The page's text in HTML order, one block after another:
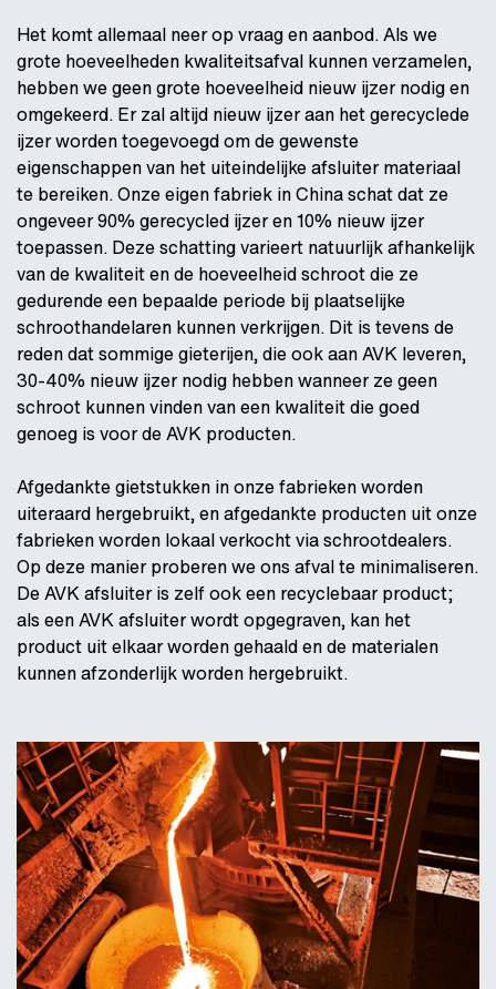
Het komt allemaal neer op vraag en aanbod. Als we
grote hoeveelheden kwaliteitsafval kunnen verzamelen,
hebben we geen grote hoeveelheid nieuw ijzer nodig en
omgekeerd. Er zal altijd nieuw ijzer aan het gerecyclede
ijzer worden toegevoegd om de gewenste
eigenschappen van het uiteindelijke afsluiter materiaal
te bereiken. Onze eigen fabriek in China schat dat ze
ongeveer 90% gerecycled ijzer en 10% nieuw ijzer
toepassen. Deze schatting varieert natuurlijk afhankelijk
van de kwaliteit en de hoeveelheid schroot die ze
gedurende een bepaalde periode bij plaatselijke
schroothandelaren kunnen verkrijgen. Dit is tevens de
reden dat sommige gieterijen, die ook aan AVK leveren,
30-40% nieuw ijzer nodig hebben wanneer ze geen
schroot kunnen vinden van een kwaliteit die goed
genoeg is voor de AVK producten.
Afgedankte gietstukken in onze fabrieken worden
uiteraard hergebruikt, en afgedankte producten uit onze
fabrieken worden lokaal verkocht via schrootdealers.
Op deze manier proberen we ons afval te minimaliseren.
De AVK afsluiter is zelf ook een recyclebaar product;
als een AVK afsluiter wordt opgegraven, kan het
product uit elkaar worden gehaald en de materialen
kunnen afzonderlijk worden hergebruikt.